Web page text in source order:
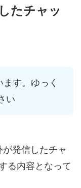
たチャッ
す。ゆっく
い
発信したチャ
る内容となって